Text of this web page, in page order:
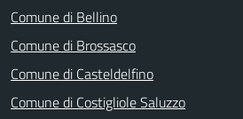
Comune di Bellino
Comune di Brossasco
Comune di Casteldelfino
Comune di Costigliole Saluzzo